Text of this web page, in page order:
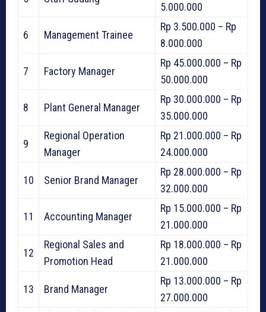
5.000.000
6 Management Trainee
Rp 3.500.000 – Rp
8.000.000
7 Factory Manager
Rp 45.000.000 – Rp
50.000.000
8 Plant General Manager
Rp 30.000.000 – Rp
35.000.000
9
Regional Operation
Manager
Rp 21.000.000 – Rp
24.000.000
10 Senior Brand Manager
Rp 28.000.000 – Rp
32.000.000
11 Accounting Manager
Rp 15.000.000 – Rp
21.000.000
12
Regional Sales and
Promotion Head
Rp 18.000.000 – Rp
21.000.000
13 Brand Manager
Rp 13.000.000 – Rp
27.000.000